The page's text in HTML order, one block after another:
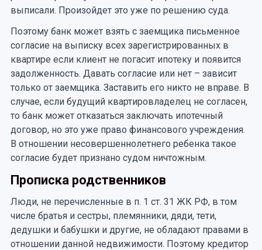
выписали. Произойдет это уже по решению суда.
Поэтому банк может взять с заемщика письменное
согласие на выписку всех зарегистрированных в
квартире если клиент не погасит ипотеку и появится
задолженность. Давать согласие или нет – зависит
только от заемщика. Заставить его никто не вправе. В
случае, если будущий квартировладелец не согласен,
то банк может отказаться заключать ипотечный
договор, но это уже право финансового учреждения.
В отношении несовершеннолетнего ребенка такое
согласие будет признано судом ничтожным.
Прописка родственников
Люди, не перечисленные в п. 1 ст. 31 ЖК РФ, в том
числе братья и сестры, племянники, дяди, тети,
дедушки и бабушки и другие, не обладают правами в
отношении данной недвижимости. Поэтому кредитор